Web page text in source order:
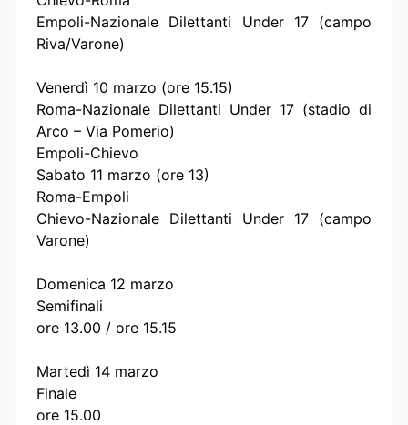
Empoli-Nazionale Dilettanti Under 17 (campo
Riva/Varone)
Venerdì 10 marzo (ore 15.15)
Roma-Nazionale Dilettanti Under 17 (stadio di
Arco – Via Pomerio)
Empoli-Chievo
Sabato 11 marzo (ore 13)
Roma-Empoli
Chievo-Nazionale Dilettanti Under 17 (campo
Varone)
Domenica 12 marzo
Semifinali
ore 13.00 / ore 15.15
Martedì 14 marzo
Finale
ore 15.00